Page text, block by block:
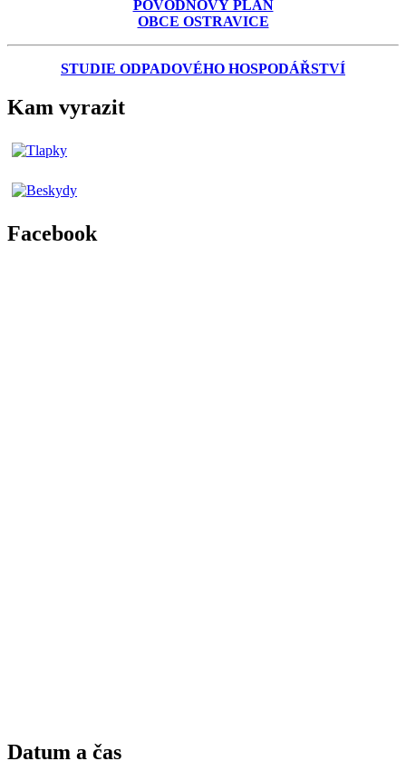
POVODŇOVÝ PLÁN
OBCE OSTRAVICE
STUDIE ODPADOVÉHO HOSPODÁŘSTVÍ
Kam vyrazit
Facebook
Datum a čas